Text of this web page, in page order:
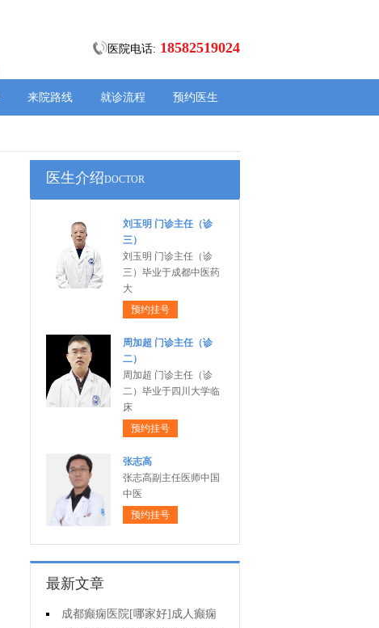
医院电话: 18582519024
来院路线 就诊流程 预约医生
医生介绍DOCTOR
刘玉明 门诊主任（诊
三）
刘玉明 门诊主任（诊
三）毕业于成都中医药
大
预约挂号
周加超 门诊主任（诊
二）
周加超 门诊主任（诊
二）毕业于四川大学临
床
预约挂号
张志高
张志高副主任医师中国
中医
预约挂号
最新文章
成都癫痫医院[哪家好]成人癫痫